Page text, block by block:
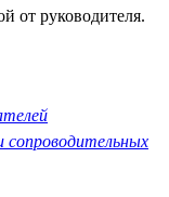
от руководителя.
сопроводительных